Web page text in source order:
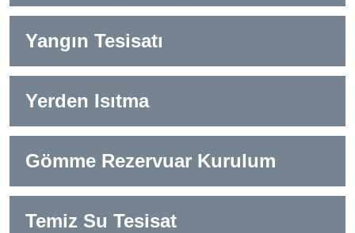
Yangın Tesisatı
Yerden Isıtma
Gömme Rezervuar Kurulum
Temiz Su Tesisat